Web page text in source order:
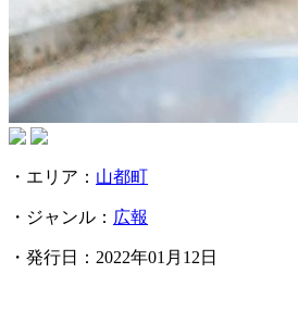
・エリア： 山都町
・ジャンル： 広報
・発行日： 2022年01月12日